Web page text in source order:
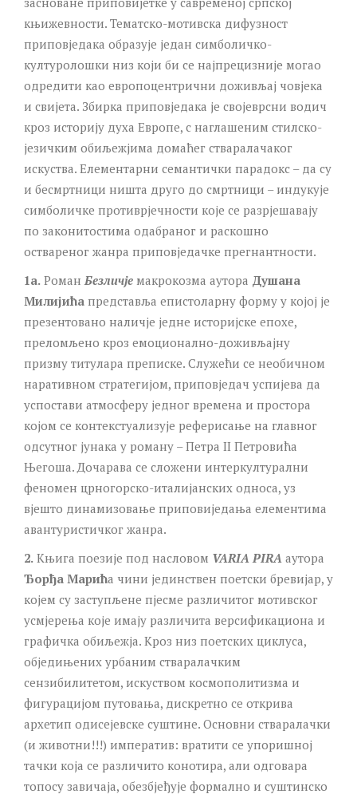
књижевности. Тематско-мотивска дифузност
приповједака образује један симболичко-
културолошки низ који би се најпрецизније могао
одредити као европоцентрични доживљај човјека
и свијета. Збирка приповједака је својеврсни водич
кроз историју духа Европе, с наглашеним стилско-
језичким обиљежјима домаћег стваралачаког
искуства. Елементарни семантички парадокс – да су
и бесмртници ништа друго до смртници – индукује
симболичке противрјечности које се разрјешавају
по законитостима одабраног и раскошно
оствареног жанра приповједачке прегнантности.
1а. РоманБезличје макрокозма аутора Душана
Милијића представља епистоларну форму у којој је
презентовано наличје једне историјске епохе,
преломљено кроз емоционално-доживљајну
призму титулара преписке. Служећи се необичном
наративном стратегијом, приповједач успијева да
успостави атмосферу једног времена и простора
којом се контекстуализује реферисање на главног
одсутног јунака у роману – Петра II Петровића
Његоша. Дочарава се сложени интеркултурални
феномен црногорско-италијанских односа, уз
вјешто динамизовање приповиједања елементима
авантуристичког жанра.
2. Књига поезије под насловом VARIA PIRA аутора
Ђорђа Марића чини јединствен поетски бревијар, у
којем су заступљене пјесме различитог мотивског
усмјерења које имају различита версификациона и
графичка обиљежја. Кроз низ поетских циклуса,
обједињених урбаним стваралачким
сензибилитетом, искуством космополитизма и
фигурацијом путовања, дискретно се открива
архетип одисејевске суштине. Основни стваралачки
(и животни!!!) императив: вратити се упоришној
тачки која се различито конотира, али одговара
топосу завичаја, обезбјеђује формално и суштинско